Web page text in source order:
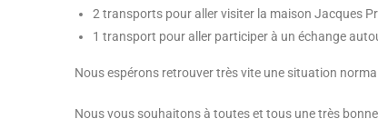
2 transports pour aller visiter la maison Jacques
1 transport pour aller participer à un échange
Nous espérons retrouver très vite une situation
Nous vous souhaitons à toutes et tous une très